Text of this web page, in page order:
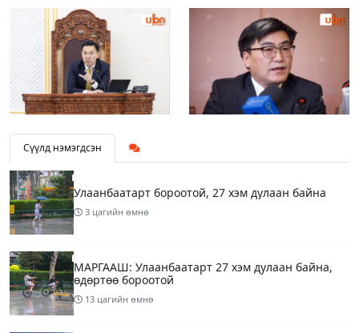
Сүүлд нэмэгдсэн
Улаанбаатарт бороотой, 27 хэм дулаан байна
3 цагийн өмнө
МАРГААШ: Улаанбаатарт 27 хэм дулаан байна,
өдөртөө бороотой
13 цагийн өмнө